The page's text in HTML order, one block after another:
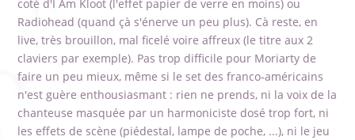
coté d'I Am Kloot (l'effet papier de verre en moins) ou
Radiohead (quand çà s'énerve un peu plus). Cà reste, en
live, très brouillon, mal ficelé voire affreux (le titre aux 2
claviers par exemple). Pas trop difficile pour Moriarty de
faire un peu mieux, même si le set des franco-américains
n'est guère enthousiasmant : rien ne prends, ni la voix de la
chanteuse masquée par un harmoniciste dosé trop fort, ni
les effets de scène (piédestal, lampe de poche, ...), ni le jeu